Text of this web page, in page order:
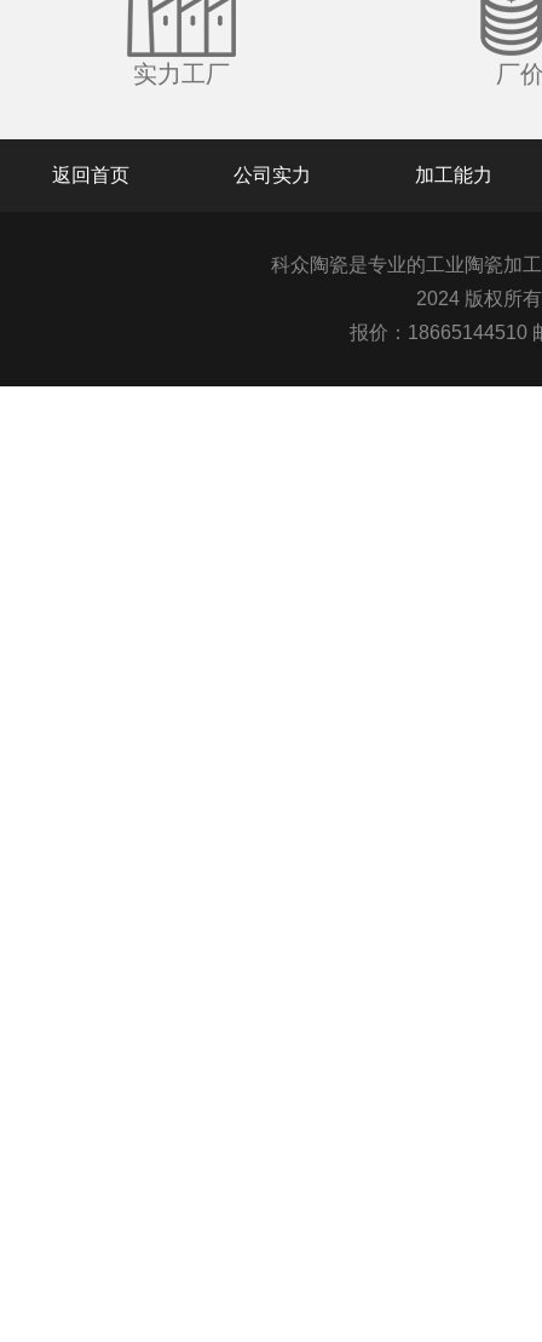
实力工厂 厂
返回首页 公司实力 加工能力
科众陶瓷是专业的工业陶瓷加
2024 版权所
报价：18665144510